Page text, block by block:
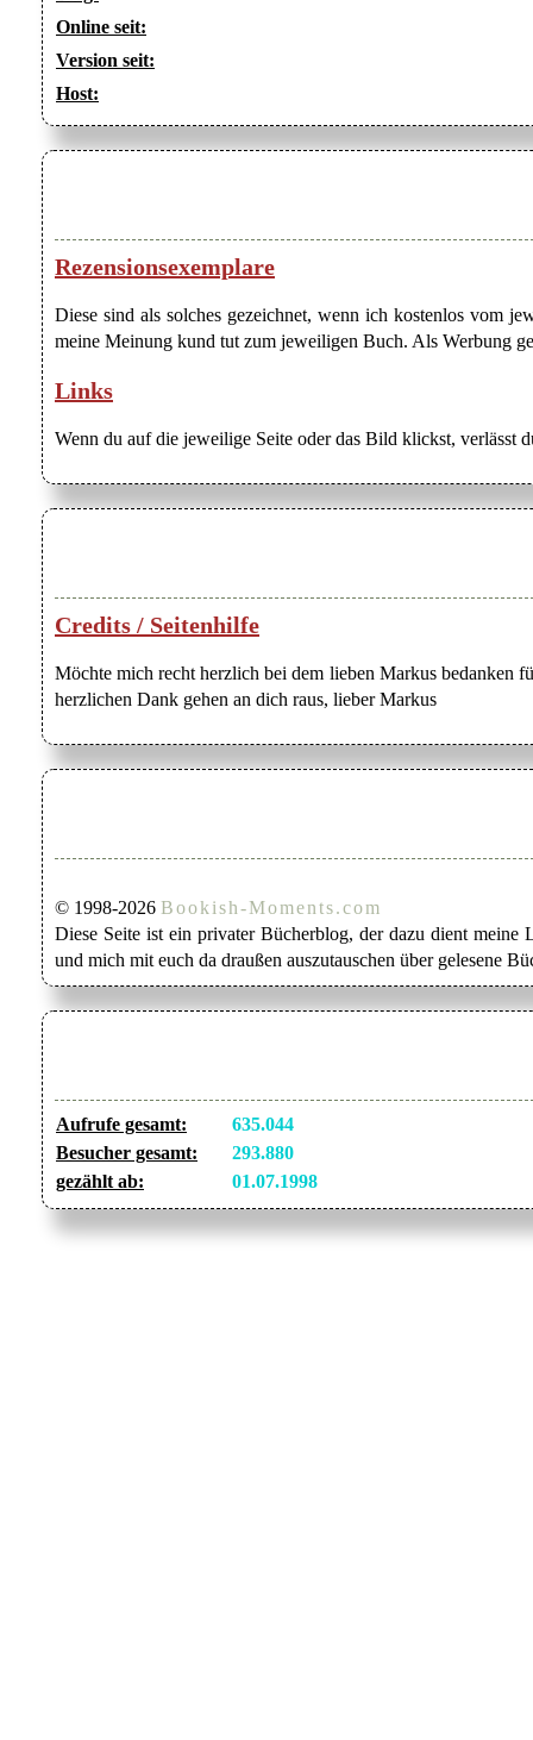
Online seit:
Version seit:
Host:
Rezensionsexemplare
Diese sind als solches gezeichnet, wenn ich kostenlos vom
meine Meinung kund tut zum jeweiligen Buch. Als Werbung
Links
Wenn du auf die jeweilige Seite oder das Bild klickst, verlässt
Credits / Seitenhilfe
Möchte mich recht herzlich bei dem lieben Markus bedanken
herzlichen Dank gehen an dich raus, lieber Markus
© 1998-2026 Bookish-Moments.com
Diese Seite ist ein privater Bücherblog, der dazu dient meine
und mich mit euch da draußen auszutauschen über gelesene
Aufrufe gesamt:
635.044
Besucher gesamt:
293.880
gezählt ab:
01.07.1998